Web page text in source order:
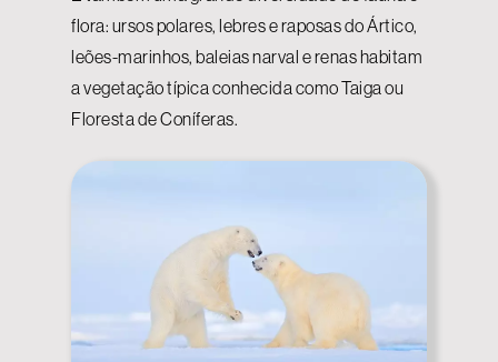
flora: ursos polares, lebres e raposas do Ártico,
leões-marinhos, baleias narval e renas habitam
a vegetação típica conhecida como Taiga ou
Floresta de Coníferas.